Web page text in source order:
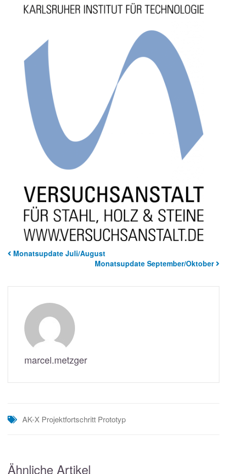
Monatsupdate Juli/August
Monatsupdate September/Oktober
marcel.metzger
AK-X Projektfortschritt Prototyp
Ähnliche Artikel